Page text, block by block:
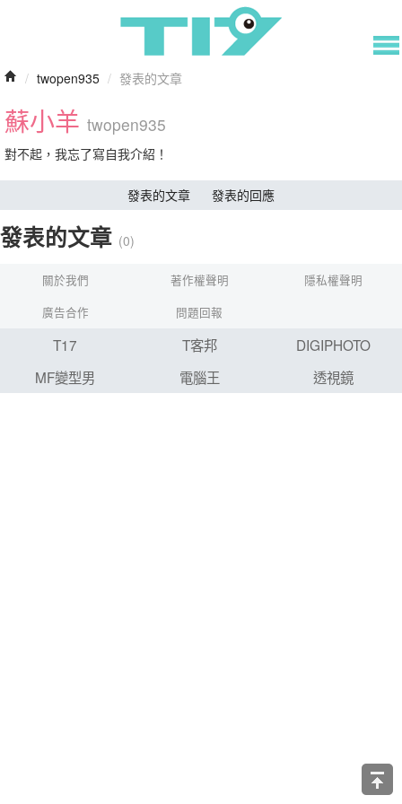
/ twopen935 / 發表的文章
蘇小羊 twopen935
對不起，我忘了寫自我介紹！
發表的文章 發表的回應
發表的文章 (0)
關於我們 著作權聲明
隱私權聲明
廣告合作
問題回報
T17 T客邦
DIGIPHOTO
MF變型男
電腦王 透視鏡